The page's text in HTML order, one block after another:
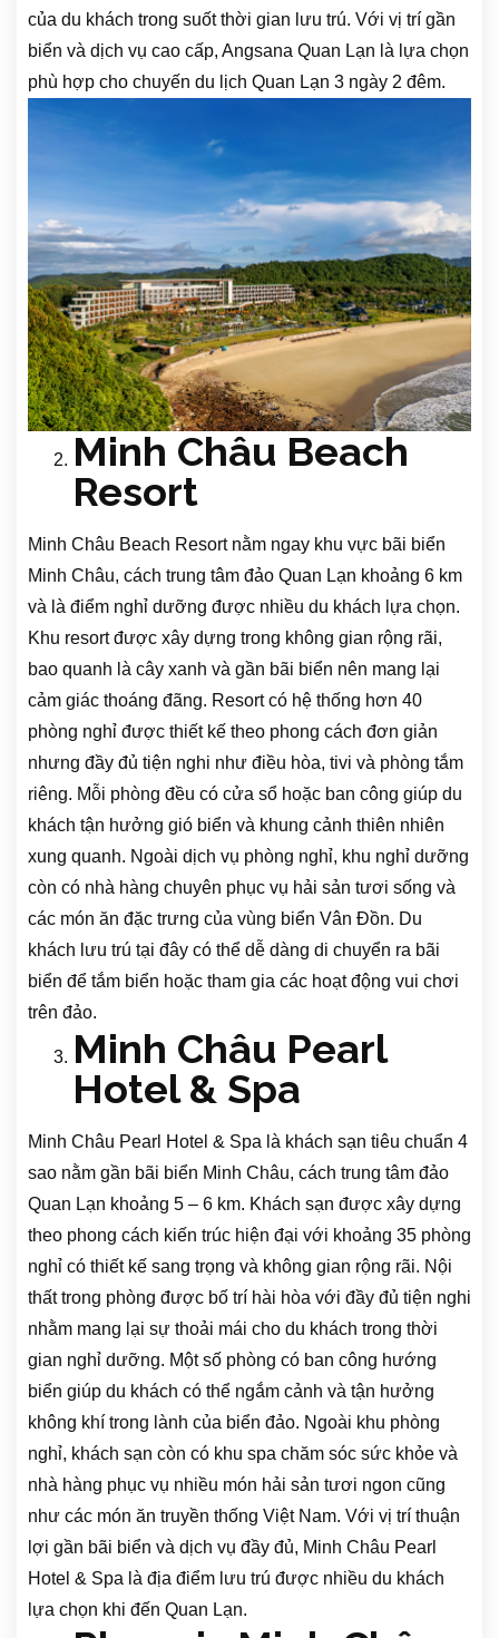
của du khách trong suốt thời gian lưu trú. Với vị trí gần
biển và dịch vụ cao cấp, Angsana Quan Lạn là lựa chọn
phù hợp cho chuyến du lịch Quan Lạn 3 ngày 2 đêm.
Minh Châu Beach
Resort
Minh Châu Beach Resort nằm ngay khu vực bãi biển
Minh Châu, cách trung tâm đảo Quan Lạn khoảng 6 km
và là điểm nghỉ dưỡng được nhiều du khách lựa chọn.
Khu resort được xây dựng trong không gian rộng rãi,
bao quanh là cây xanh và gần bãi biển nên mang lại
cảm giác thoáng đãng. Resort có hệ thống hơn 40
phòng nghỉ được thiết kế theo phong cách đơn giản
nhưng đầy đủ tiện nghi như điều hòa, tivi và phòng tắm
riêng. Mỗi phòng đều có cửa sổ hoặc ban công giúp du
khách tận hưởng gió biển và khung cảnh thiên nhiên
xung quanh. Ngoài dịch vụ phòng nghỉ, khu nghỉ dưỡng
còn có nhà hàng chuyên phục vụ hải sản tươi sống và
các món ăn đặc trưng của vùng biển Vân Đồn. Du
khách lưu trú tại đây có thể dễ dàng di chuyển ra bãi
biển để tắm biển hoặc tham gia các hoạt động vui chơi
trên đảo.
Minh Châu Pearl
Hotel & Spa
Minh Châu Pearl Hotel & Spa là khách sạn tiêu chuẩn 4
sao nằm gần bãi biển Minh Châu, cách trung tâm đảo
Quan Lạn khoảng 5 – 6 km. Khách sạn được xây dựng
theo phong cách kiến trúc hiện đại với khoảng 35 phòng
nghỉ có thiết kế sang trọng và không gian rộng rãi. Nội
thất trong phòng được bố trí hài hòa với đầy đủ tiện nghi
nhằm mang lại sự thoải mái cho du khách trong thời
gian nghỉ dưỡng. Một số phòng có ban công hướng
biển giúp du khách có thể ngắm cảnh và tận hưởng
không khí trong lành của biển đảo. Ngoài khu phòng
nghỉ, khách sạn còn có khu spa chăm sóc sức khỏe và
nhà hàng phục vụ nhiều món hải sản tươi ngon cũng
như các món ăn truyền thống Việt Nam. Với vị trí thuận
lợi gần bãi biển và dịch vụ đầy đủ, Minh Châu Pearl
Hotel & Spa là địa điểm lưu trú được nhiều du khách
lựa chọn khi đến Quan Lạn.